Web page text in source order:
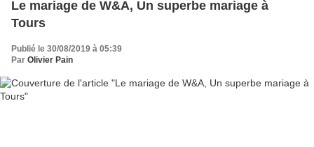
Le mariage de W&A, Un superbe mariage à
Tours
Publié le 30/08/2019 à 05:39
Par Olivier Pain